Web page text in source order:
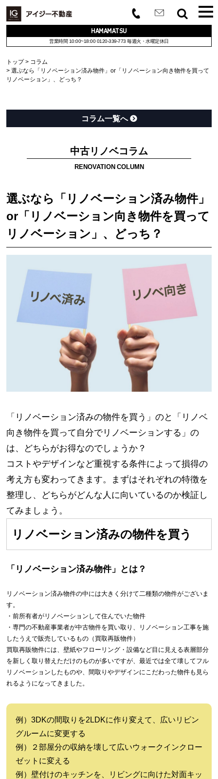
HAMAMATSU
営業時間 10:00~18:00 0120-339-773 毎週火・水曜定休日
トップ
コラム
選ぶなら「リノベーション済み物件」or「リノベーション向き物件を買って
リノベーション」、どっち？
コラム一覧へ
中古リノベコラム
RENOVATION COLUMN
選ぶなら「リノベーション済み物件」
or「リノベーション向き物件を買って
リノベーション」、どっち？
「リノベーション済みの物件を買う」のと「リノベ
向き物件を買って自分でリノベーションする」の
は、どちらがお得なのでしょうか？
コストやデザインなど重視する条件によって損得の
考え方も変わってきます。まずはそれぞれの特徴を
整理し、どちらがどんな人に向いているのか検証し
てみましょう。
リノベーション済みの物件を買う
「リノベーション済み物件」とは？
リノベーション済み物件の中には大きく分けて二種類の物件がございま
す。
・前所有者がリノベーションして住んでいた物件
・専門の不動産事業者が中古物件を買い取り、リノベーション工事を施
したうえで販売しているもの（買取再販物件）
買取再販物件には、壁紙やフローリング・設備など目に見える表層部分
を新しく取り替えただけのものが多いですが、最近では全て壊してフル
リノベーションしたものや、間取りやデザインにこだわった物件も見ら
れるようになってきました。
例）3DKの間取りを2LDKに作り変えて、広いリビン
グルームに変更する
例）２部屋分の収納を壊して広いウォークインクロー
ゼットに変える
例）壁付けのキッチンを、リビングに向けた対面キッ